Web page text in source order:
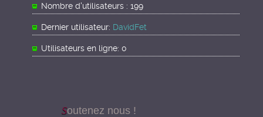
Nombre d'utilisateurs : 199
Dernier utilisateur: DavidFet
Utilisateurs en ligne: 0
Soutenez nous !